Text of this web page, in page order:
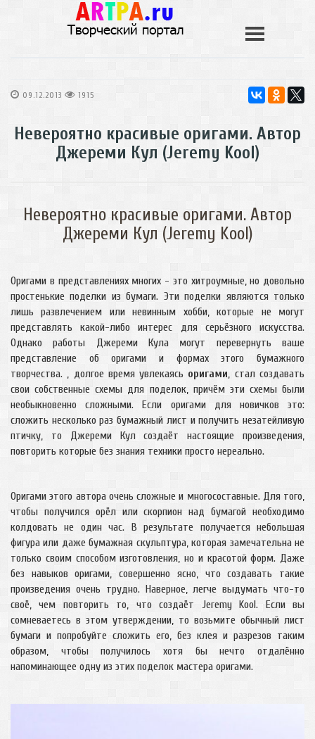
09.12.2013 1915
Невероятно красивые оригами. Автор
Джереми Кул (Jeremy Kool)
Невероятно красивые оригами. Автор
Джереми Кул (Jeremy Kool)
Оригами в представлениях многих - это хитроумные, но довольно
простенькие поделки из бумаги. Эти поделки являются только
лишь развлечением или невинным хобби, которые не могут
представлять какой-либо интерес для серьёзного искусства.
Однако работы Джереми Кула могут перевернуть ваше
представление об оригами и формах этого бумажного
творчества. , долгое время увлекаясь оригами, стал создавать
свои собственные схемы для поделок, причём эти схемы были
необыкновенно сложными. Если оригами для новичков это:
сложить несколько раз бумажный лист и получить незатейливую
птичку, то Джереми Кул создаёт настоящие произведения,
повторить которые без знания техники просто нереально.
Оригами этого автора очень сложные и многосоставные. Для того,
чтобы получился орёл или скорпион над бумагой необходимо
колдовать не один час. В результате получается небольшая
фигура или даже бумажная скульптура, которая замечательна не
только своим способом изготовления, но и красотой форм. Даже
без навыков оригами, совершенно ясно, что создавать такие
произведения очень трудно. Наверное, легче выдумать что-то
своё, чем повторить то, что создаёт Jeremy Kool. Если вы
сомневаетесь в этом утверждении, то возьмите обычный лист
бумаги и попробуйте сложить его, без клея и разрезов таким
образом, чтобы получилось хотя бы нечто отдалённо
напоминающее одну из этих поделок мастера оригами.